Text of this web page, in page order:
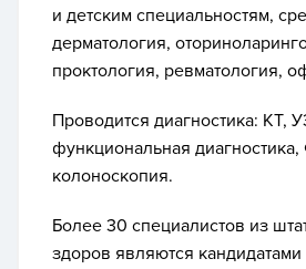
и детским специальностям,
дерматология,
проктология, ревматология,
Проводится диагностика: КТ,
функциональная
колоноскопия.
Более 30 специалистов из
здоров являются